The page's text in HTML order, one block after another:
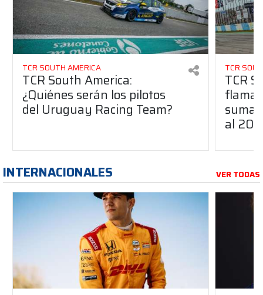
TCR SOUTH AMERICA
TCR South America:
¿Quiénes serán los pilotos
del Uruguay Racing Team?
TCR
TCR
suma
al
INTERNACIONALES VER TODAS